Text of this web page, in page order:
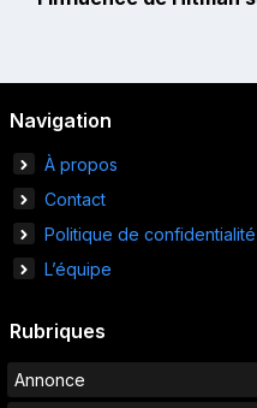
Navigation
À propos
Contact
Politique de confidentialité
L’équipe
Rubriques
Annonce